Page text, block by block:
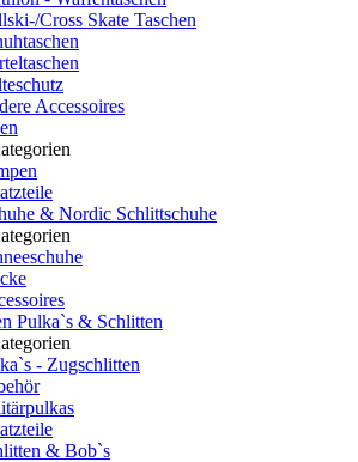
Cross Skate Taschen
Accessoires
& Nordic Schlittschuhe
Pulka`s & Schlitten
- Zugschlitten
& Bob`s